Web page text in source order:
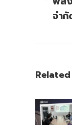
post:
จำ